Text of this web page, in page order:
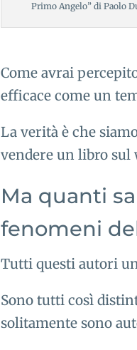
Primo Angelo” di Paolo
Come avrai
efficace come un
La verità è che
vendere un libro sul
Ma quanti
fenomeni
Tutti questi autori
Sono tutti così
solitamente sono